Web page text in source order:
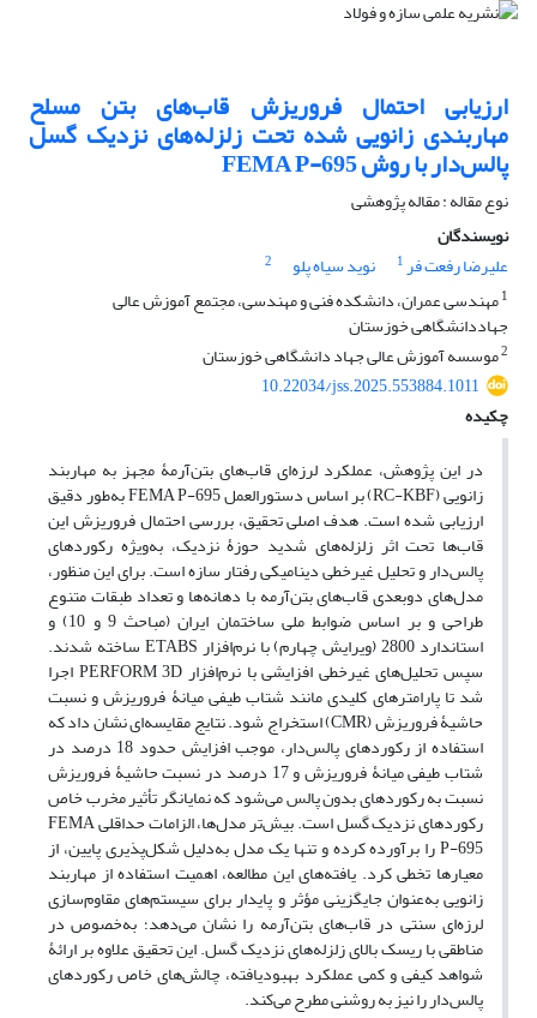
ارزیابی احتمال فروریزش قاب‌های بتن مسلح
مهاربندی زانویی ‌شده تحت زلزله‌های نزدیک گسل
پالس‌دار با روش FEMA P-695
نوع مقاله : مقاله پژوهشی
نویسندگان
علیرضا رفعت فر1 نوید سیاه پلو
2
1مهندسی عمران، دانشکده فنی و مهندسی، مجتمع آموزش عالی
جهاددانشگاهی خوزستان
2موسسه آموزش عالی جهاد دانشگاهی خوزستان
10.22034/jss.2025.553884.1011
چکیده
در این پژوهش، عملکرد لرزه‌ای قاب‌های بتن‌آرمۀ مجهز به مهاربند
زانویی (RC-KBF) بر اساس دستورالعمل FEMA P-695 به‌طور دقیق
ارزیابی شده است. هدف اصلی تحقیق، بررسی احتمال فروریزش این
قاب‌ها تحت اثر زلزله‌های شدید حوزۀ نزدیک، به‌ویژه رکوردهای
پالس‌دار و تحلیل غیرخطی دینامیکی رفتار سازه است. برای این منظور،
مدل‌های دوبعدی قاب‌های بتن‌آرمه با دهانه‌ها و تعداد طبقات متنوع
طراحی و بر اساس ضوابط ملی ساختمان ایران (مباحث 9 و 10) و
استاندارد 2800 (ویرایش چهارم) با نرم‌افزار ETABS ساخته شدند.
سپس تحلیل‌های غیرخطی افزایشی با نرم‌افزار PERFORM 3D اجرا
شد تا پارامترهای کلیدی مانند شتاب طیفی میانۀ فروریزش و نسبت
حاشیۀ فروریزش (CMR) استخراج شود. نتایج مقایسه‌ای نشان داد که
استفاده از رکوردهای پالس‌دار، موجب افزایش حدود 18 درصد در
شتاب طیفی میانۀ فروریزش و 17 درصد در نسبت حاشیۀ فروریزش
نسبت به رکوردهای بدون پالس می‌شود که نمایانگر تأثیر مخرب خاص
رکوردهای نزدیک گسل است. بیش‌تر مدل‌ها، الزامات حداقلی FEMA
P-695 را برآورده کرده و تنها یک مدل به‌دلیل شکل‌پذیری پایین، از
معیارها تخطی کرد. یافته‌های این مطالعه، اهمیت استفاده از مهاربند
زانویی به‌عنوان جایگزینی مؤثر و پایدار برای سیستم‌های مقاوم‌سازی
لرزه‌ای سنتی در قاب‌های بتن‌آرمه را نشان می‌دهد؛ به‌خصوص در
مناطقی با ریسک بالای زلزله‌های نزدیک گسل. این تحقیق علاوه بر ارائۀ
شواهد کیفی و کمی عملکرد بهبودیافته، چالش‌های خاص رکوردهای
پالس‌دار را نیز به روشنی مطرح می‌کند.